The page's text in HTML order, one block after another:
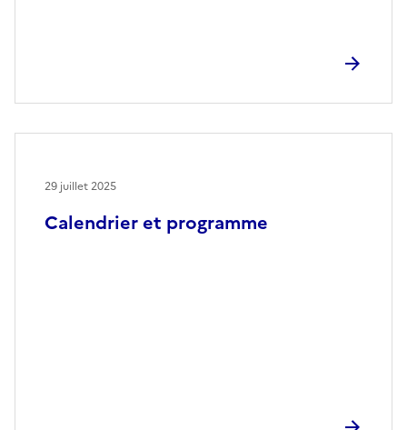
Calendrier et programme
29 juillet 2025